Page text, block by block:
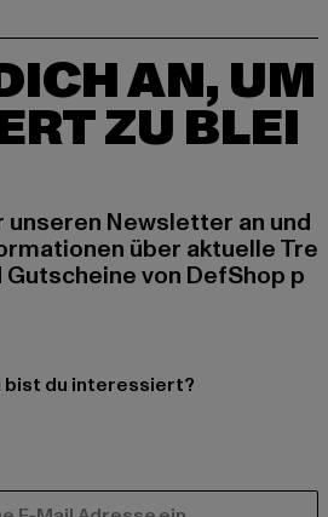
AN, UM
ZU BLEI
Newsletter an und
über aktuelle Tre
von DefShop p
bist du interessiert?